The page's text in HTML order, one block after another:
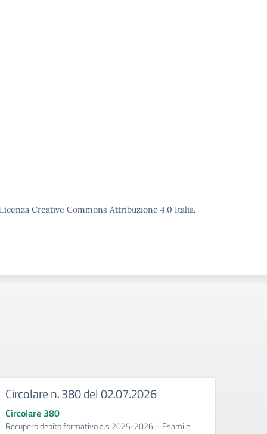
Creative Commons Attribuzione 4.0 Italia.
Circolare n. 380 del 02.07.2026
Circolare 380
Recupero debito formativo a.s 2025-2026 – Esami e